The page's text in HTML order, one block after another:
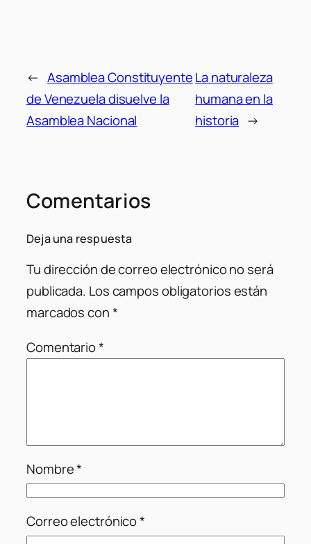
← Asamblea Constituyente
de Venezuela disuelve la
Asamblea Nacional
La naturaleza
humana en la
historia →
Comentarios
Deja una respuesta
Tu dirección de correo electrónico no será
publicada. Los campos obligatorios están
marcados con*
Comentario*
Nombre*
Correo electrónico*